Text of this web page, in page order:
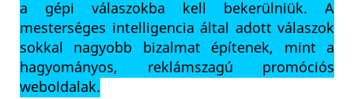
a gépi válaszokba kell bekerülniük. A
mesterséges intelligencia által adott válaszok
sokkal nagyobb bizalmat építenek, mint a
hagyományos, reklámszagú promóciós
weboldalak.